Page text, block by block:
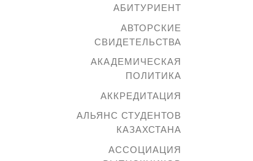
АБИТУРИЕНТ
АВТОРСКИЕ
СВИДЕТЕЛЬСТВА
АКАДЕМИЧЕСКАЯ
ПОЛИТИКА
АККРЕДИТАЦИЯ
АЛЬЯНС СТУДЕНТОВ
КАЗАХСТАНА
АССОЦИАЦИЯ